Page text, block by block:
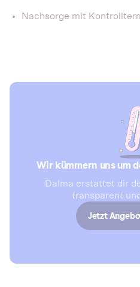
Nachsorge mit
Wir kümmern uns um
Dalma erstattet dir
transparent
Jetzt